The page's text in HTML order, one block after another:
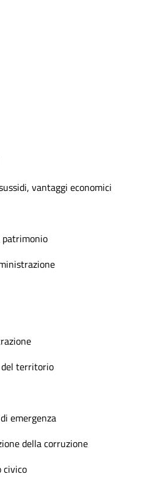
vantaggi economici
patrimonio
del territorio
emergenza
della corruzione
civico